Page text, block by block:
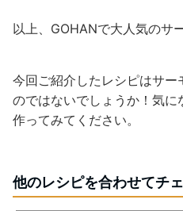
以上、GOHANで大人気のサ
今回ご紹介したレシピはサ
のではないでしょうか！気
作ってみてください。
他のレシピを合わせてチ